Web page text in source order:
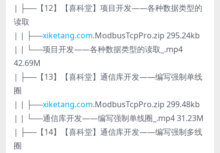
| ├──【12】【喜科堂】项目开发——各种数据类型的
读取
| | ├──xiketang.com.ModbusTcpPro.zip 295.24kb
| | └──项目开发——各种数据类型的读取_.mp4
42.69M
| ├──【13】【喜科堂】通信库开发——编写强制单线
圈
| | ├──xiketang.com.ModbusTcpPro.zip 299.48kb
| | └──通信库开发——编写强制单线圈_.mp4 31.23M
| ├──【14】【喜科堂】通信库开发——编写强制多线
圈